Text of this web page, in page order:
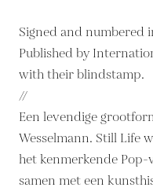
Signed and numbered
Published by
with their blindstamp.
//
Een levendige
Wesselmann. Still Life
het kenmerkende
samen met een